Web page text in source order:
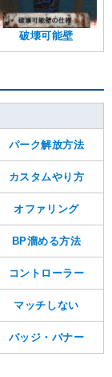
破壊可能壁
パーク解放方法
カスタムやり方
オファリング
BP溜める方法
コントローラー
マッチしない
バッジ・バナー